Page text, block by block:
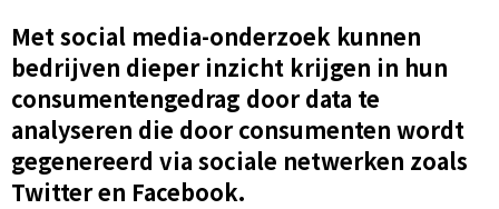
Met social media-onderzoek kunnen
bedrijven dieper inzicht krijgen in hun
consumentengedrag door data te
analyseren die door consumenten wordt
gegenereerd via sociale netwerken zoals
Twitter en Facebook.